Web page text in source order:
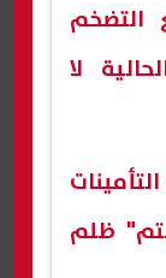
التضخم
لا
ظلم